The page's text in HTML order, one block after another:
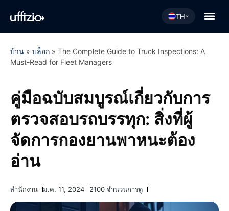
TH
บ้าน » บล็อก » The Complete Guide to Truck Inspections: A
Must-Read for Fleet Managers
คู่มือฉบับสมบูรณ์เกี่ยวกับการ
ตรวจสอบรถบรรทุก: สิ่งที่ผู้
จัดการกองยานพาหนะต้อง
อ่าน
สำนักงาน ม.ค. 11, 2024 2100 จำนวนการดู